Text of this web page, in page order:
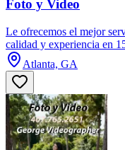
Foto y Video
Le ofrecemos el mejor
calidad y experiencia en
Atlanta, GA